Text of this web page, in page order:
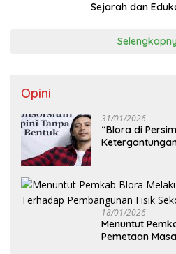
Sejarah dan
Opini
31/01/2026
‎“Blora di
18/01/2026
‎Menuntut
Pemetaan